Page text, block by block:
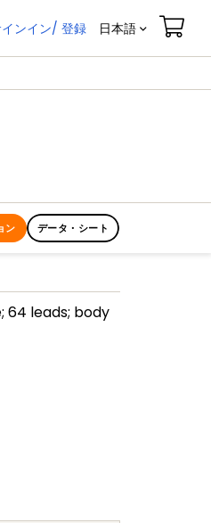
ンイン/ 登録 日本語
ン データ・シート
64 leads; body